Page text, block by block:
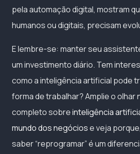
pela automação digital, mostram
humanos ou digitais, precisam
E lembre-se: manter seu
um investimento diário. Tem
como a inteligência artificial pode
forma de trabalhar? Amplie o olhar
completo sobreinteligência
mundo dos negóciose veja
saber “reprogramar” é um